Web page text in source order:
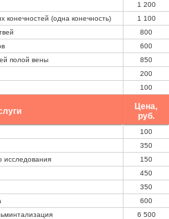
1 200
конечностей (одна конечность)
1 100
800
600
полой вены
850
200
100
Цена,
руб.
100
350
исследования
150
450
350
600
6 500